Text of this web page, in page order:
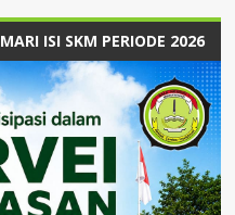
MARI ISI SKM PERIODE 2026